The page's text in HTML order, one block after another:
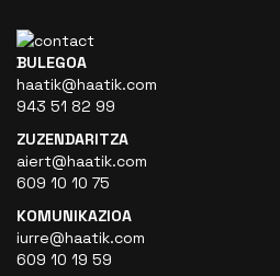
BULEGOA
haatik@haatik.com
943 51 82 99
ZUZENDARITZA
aiert@haatik.com
609 10 10 75
KOMUNIKAZIOA
iurre@haatik.com
609 10 19 59